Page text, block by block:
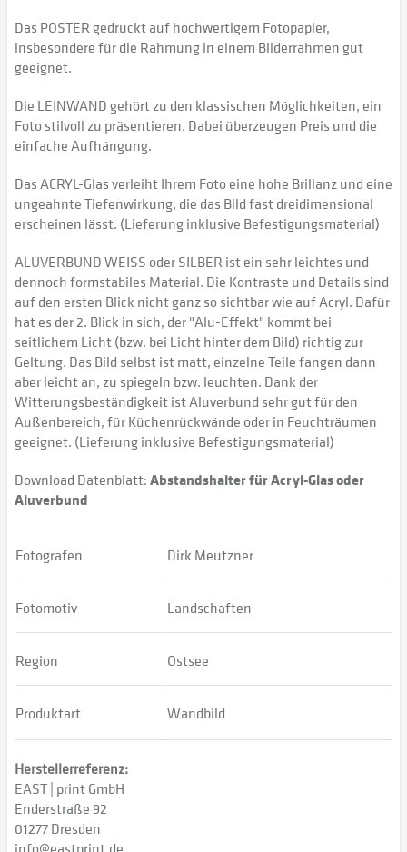
Das POSTER gedruckt auf hochwertigem Fotopapier,
insbesondere für die Rahmung in einem Bilderrahmen gut
geeignet.
Die LEINWAND gehört zu den klassischen Möglichkeiten, ein
Foto stilvoll zu präsentieren. Dabei überzeugen Preis und die
einfache Aufhängung.
Das ACRYL-Glas verleiht Ihrem Foto eine hohe Brillanz und eine
ungeahnte Tiefenwirkung, die das Bild fast dreidimensional
erscheinen lässt. (Lieferung inklusive Befestigungsmaterial)
ALUVERBUND WEISS oder SILBER ist ein sehr leichtes und
dennoch formstabiles Material. Die Kontraste und Details sind
auf den ersten Blick nicht ganz so sichtbar wie auf Acryl. Dafür
hat es der 2. Blick in sich, der "Alu-Effekt" kommt bei
seitlichem Licht (bzw. bei Licht hinter dem Bild) richtig zur
Geltung. Das Bild selbst ist matt, einzelne Teile fangen dann
aber leicht an, zu spiegeln bzw. leuchten. Dank der
Witterungsbeständigkeit ist Aluverbund sehr gut für den
Außenbereich, für Küchenrückwände oder in Feuchträumen
geeignet. (Lieferung inklusive Befestigungsmaterial)
Download Datenblatt:Abstandshalter für Acryl-Glas oder
Aluverbund
Fotografen Dirk Meutzner
Fotomotiv Landschaften
Region Ostsee
Produktart Wandbild
Herstellerreferenz:
EAST | print GmbH
Enderstraße 92
01277 Dresden